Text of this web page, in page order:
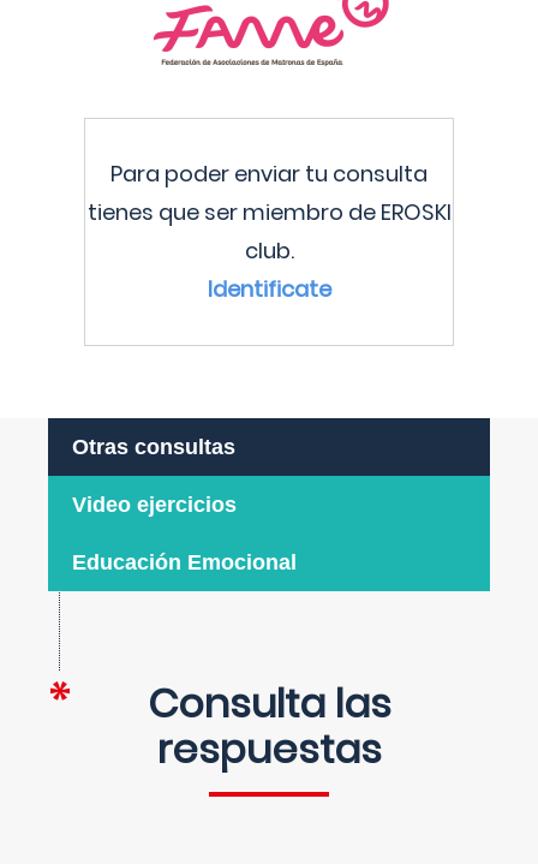
Para poder enviar tu consulta
tienes que ser miembro de EROSKI
club.
Identificate
Otras consultas
Video ejercicios
Educación Emocional
Consulta las
respuestas